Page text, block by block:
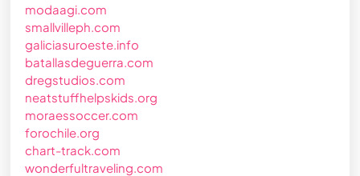
modaagi.com
smallvilleph.com
galiciasuroeste.info
batallasdeguerra.com
dregstudios.com
neatstuffhelpskids.org
moraessoccer.com
forochile.org
chart-track.com
wonderfultraveling.com